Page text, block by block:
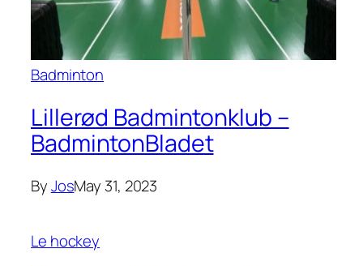
Badminton
Lillerød Badmintonklub –
BadmintonBladet
ByJosMay 31, 2023
Le hockey